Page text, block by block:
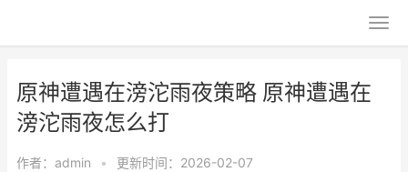
原神遭遇在滂沱雨夜策略 原神遭遇在
滂沱雨夜怎么打
作者： admin • 更新时间：2026-02-07